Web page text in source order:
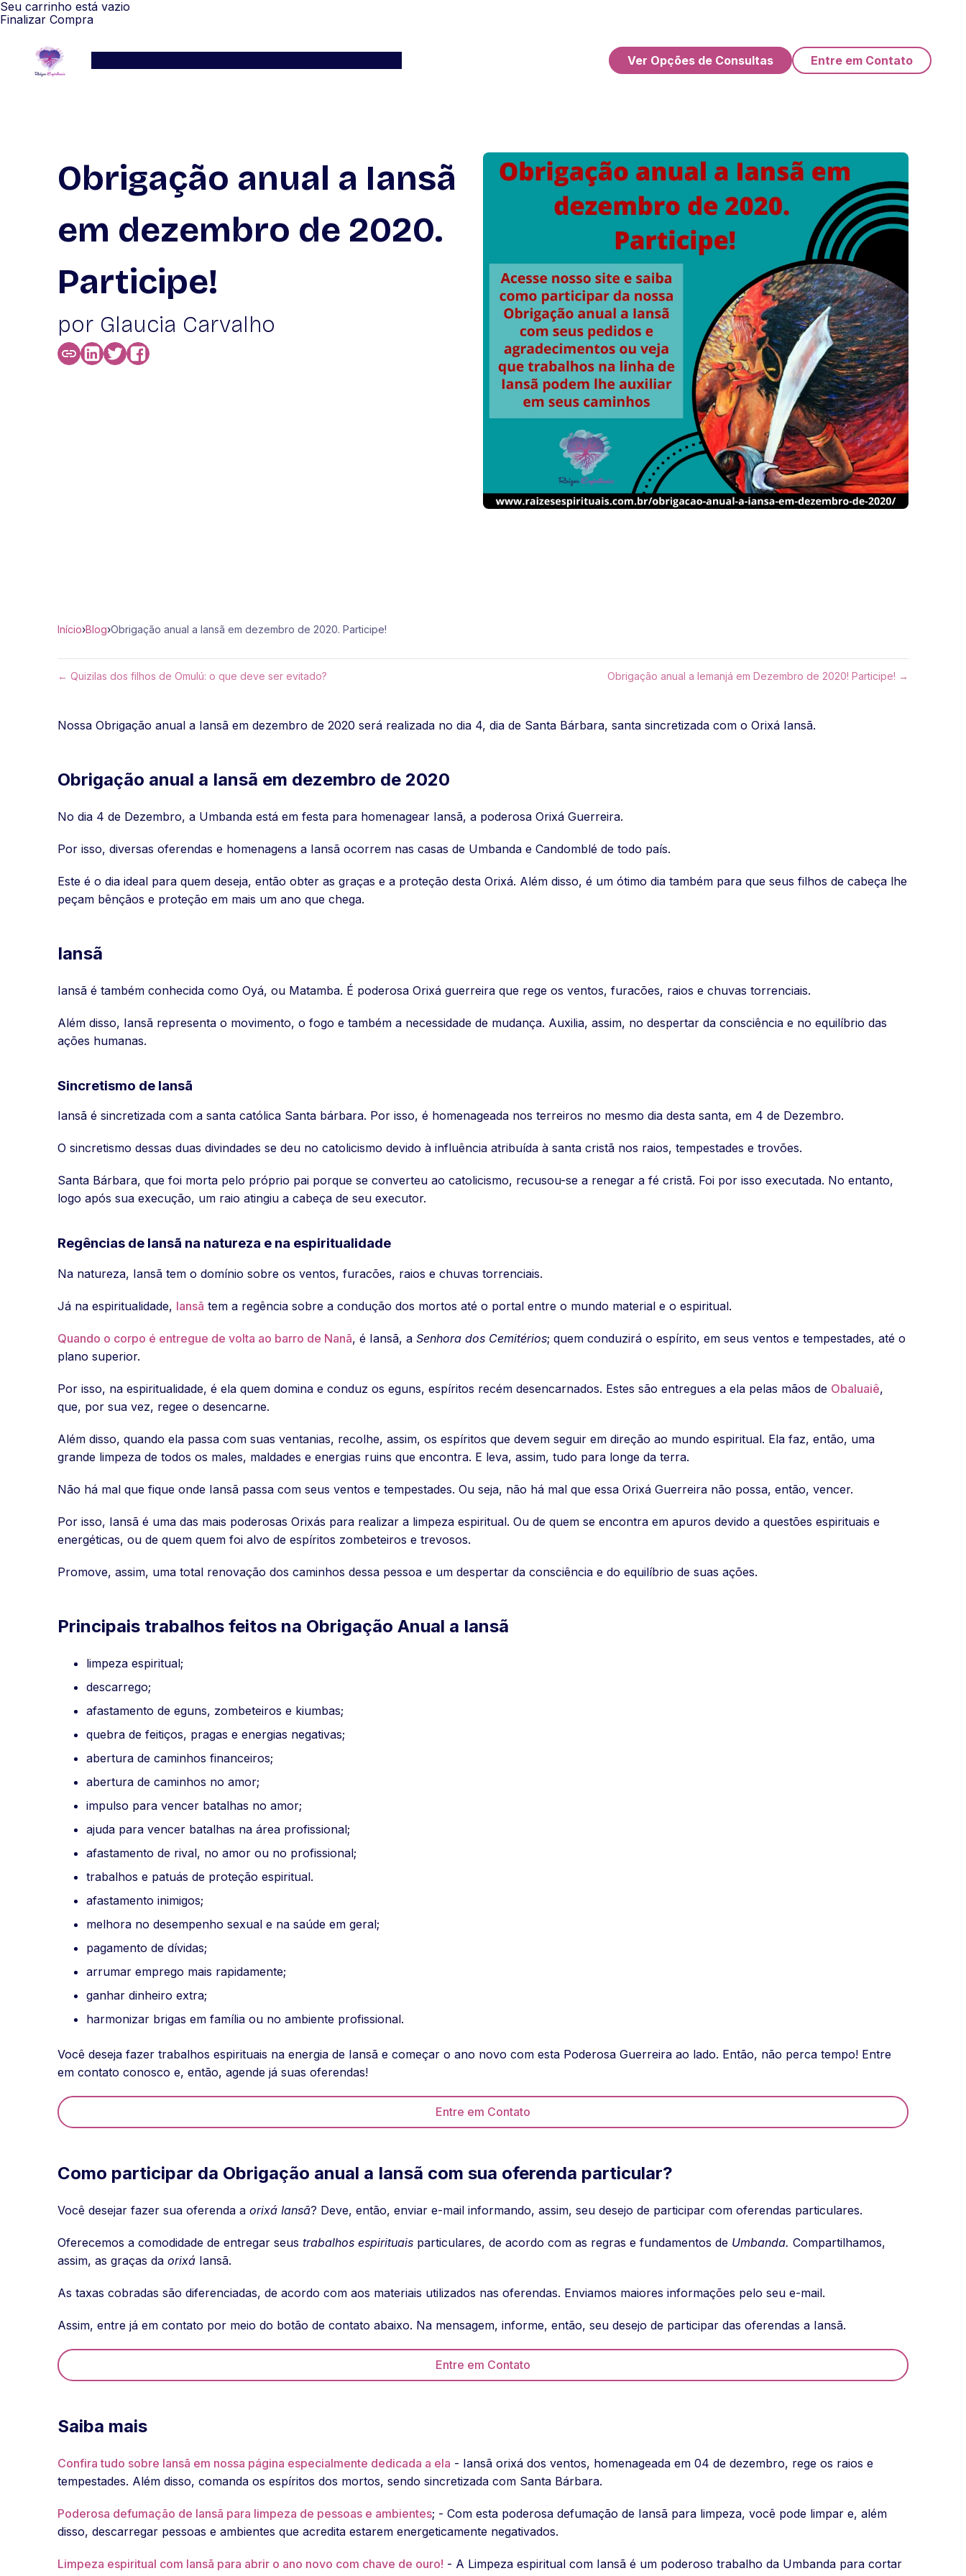
Seu carrinho está vazio
Finalizar Compra
Ver Opções de Consultas Entre em Contato
Obrigação anual a Iansã
em dezembro de 2020.
Participe!
por Glaucia Carvalho
Início›Blog›Obrigação anual a Iansã em dezembro de 2020. Participe!
← Quizilas dos filhos de Omulú: o que deve ser evitado? Obrigação anual a Iemanjá em Dezembro de 2020! Participe! →
Nossa Obrigação anual a Iansã em dezembro de 2020 será realizada no dia 4, dia de Santa Bárbara, santa sincretizada com o Orixá Iansã.
Obrigação anual a Iansã em dezembro de 2020
No dia 4 de Dezembro, a Umbanda está em festa para homenagear Iansã, a poderosa Orixá Guerreira.
Por isso, diversas oferendas e homenagens a Iansã ocorrem nas casas de Umbanda e Candomblé de todo país.
Este é o dia ideal para quem deseja, então obter as graças e a proteção desta Orixá. Além disso, é um ótimo dia também para que seus filhos de cabeça lhe
peçam bênçãos e proteção em mais um ano que chega.
Iansã
Iansã é também conhecida como Oyá, ou Matamba. É poderosa Orixá guerreira que rege os ventos, furacões, raios e chuvas torrenciais.
Além disso, Iansã representa o movimento, o fogo e também a necessidade de mudança. Auxilia, assim, no despertar da consciência e no equilíbrio das
ações humanas.
Sincretismo de Iansã
Iansã é sincretizada com a santa católica Santa bárbara. Por isso, é homenageada nos terreiros no mesmo dia desta santa, em 4 de Dezembro.
O sincretismo dessas duas divindades se deu no catolicismo devido à influência atribuída à santa cristã nos raios, tempestades e trovões.
Santa Bárbara, que foi morta pelo próprio pai porque se converteu ao catolicismo, recusou-se a renegar a fé cristã. Foi por isso executada. No entanto,
logo após sua execução, um raio atingiu a cabeça de seu executor.
Regências de Iansã na natureza e na espiritualidade
Na natureza, Iansã tem o domínio sobre os ventos, furacões, raios e chuvas torrenciais.
Já na espiritualidade, Iansã tem a regência sobre a condução dos mortos até o portal entre o mundo material e o espiritual.
Quando o corpo é entregue de volta ao barro de Nanã, é Iansã, a Senhora dos Cemitérios; quem conduzirá o espírito, em seus ventos e tempestades, até o
plano superior.
Por isso, na espiritualidade, é ela quem domina e conduz os eguns, espíritos recém desencarnados. Estes são entregues a ela pelas mãos de Obaluaiê,
que, por sua vez, regee o desencarne.
Além disso, quando ela passa com suas ventanias, recolhe, assim, os espíritos que devem seguir em direção ao mundo espiritual. Ela faz, então, uma
grande limpeza de todos os males, maldades e energias ruins que encontra. E leva, assim, tudo para longe da terra.
Não há mal que fique onde Iansã passa com seus ventos e tempestades. Ou seja, não há mal que essa Orixá Guerreira não possa, então, vencer.
Por isso, Iansã é uma das mais poderosas Orixás para realizar a limpeza espiritual. Ou de quem se encontra em apuros devido a questões espirituais e
energéticas, ou de quem quem foi alvo de espíritos zombeteiros e trevosos.
Promove, assim, uma total renovação dos caminhos dessa pessoa e um despertar da consciência e do equilíbrio de suas ações.
Principais trabalhos feitos na Obrigação Anual a Iansã
limpeza espiritual;
descarrego;
afastamento de eguns, zombeteiros e kiumbas;
quebra de feitiços, pragas e energias negativas;
abertura de caminhos financeiros;
abertura de caminhos no amor;
impulso para vencer batalhas no amor;
ajuda para vencer batalhas na área profissional;
afastamento de rival, no amor ou no profissional;
trabalhos e patuás de proteção espiritual.
afastamento inimigos;
melhora no desempenho sexual e na saúde em geral;
pagamento de dívidas;
arrumar emprego mais rapidamente;
ganhar dinheiro extra;
harmonizar brigas em família ou no ambiente profissional.
Você deseja fazer trabalhos espirituais na energia de Iansã e começar o ano novo com esta Poderosa Guerreira ao lado. Então, não perca tempo! Entre
em contato conosco e, então, agende já suas oferendas!
Entre em Contato
Como participar da Obrigação anual a Iansã com sua oferenda particular?
Você desejar fazer sua oferenda a orixá Iansã? Deve, então, enviar e-mail informando, assim, seu desejo de participar com oferendas particulares.
Oferecemos a comodidade de entregar seus trabalhos espirituais particulares, de acordo com as regras e fundamentos de Umbanda. Compartilhamos,
assim, as graças da orixá Iansã.
As taxas cobradas são diferenciadas, de acordo com aos materiais utilizados nas oferendas. Enviamos maiores informações pelo seu e-mail.
Assim, entre já em contato por meio do botão de contato abaixo. Na mensagem, informe, então, seu desejo de participar das oferendas a Iansã.
Entre em Contato
Saiba mais
Confira tudo sobre Iansã em nossa página especialmente dedicada a ela - Iansã orixá dos ventos, homenageada em 04 de dezembro, rege os raios e
tempestades. Além disso, comanda os espíritos dos mortos, sendo sincretizada com Santa Bárbara.
Poderosa defumação de Iansã para limpeza de pessoas e ambientes; - Com esta poderosa defumação de Iansã para limpeza, você pode limpar e, além
disso, descarregar pessoas e ambientes que acredita estarem energeticamente negativados.
Limpeza espiritual com Iansã para abrir o ano novo com chave de ouro! - A Limpeza espiritual com Iansã é um poderoso trabalho da Umbanda para cortar